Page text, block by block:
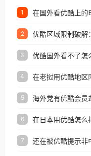
1
2
3
4
5
6
7